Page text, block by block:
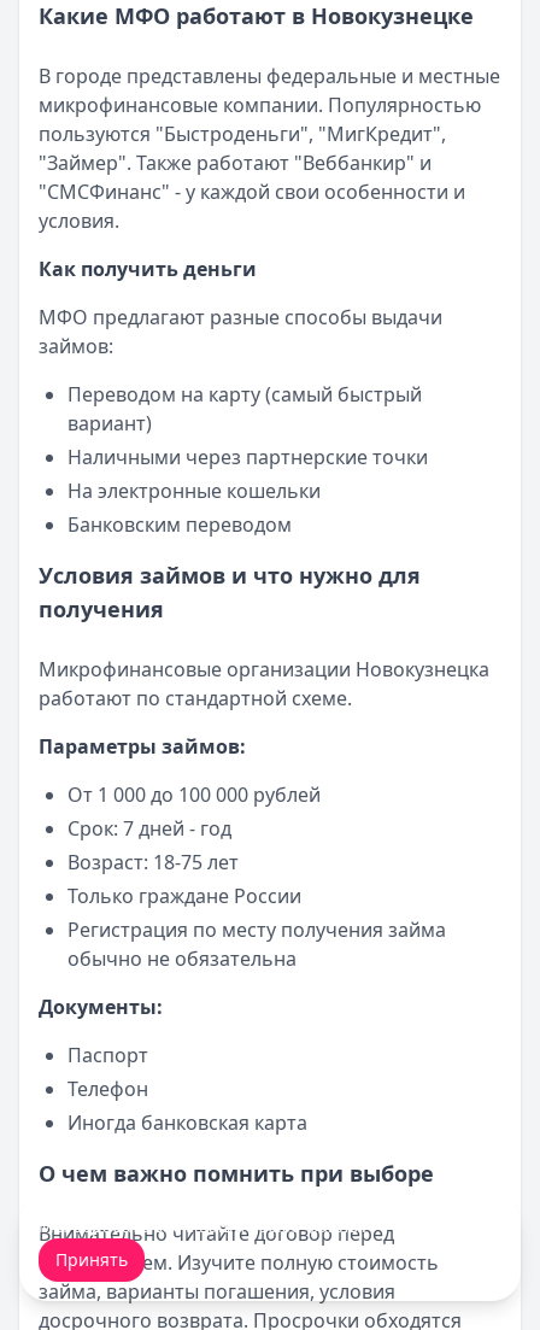
Какие МФО работают в Новокузнецке
В городе представлены федеральные и местные
микрофинансовые компании. Популярностью
пользуются "Быстроденьги", "МигКредит",
"Займер". Также работают "Веббанкир" и
"СМСФинанс" - у каждой свои особенности и
условия.
Как получить деньги
МФО предлагают разные способы выдачи
займов:
Переводом на карту (самый быстрый
вариант)
Наличными через партнерские точки
На электронные кошельки
Банковским переводом
Условия займов и что нужно для
получения
Микрофинансовые организации Новокузнецка
работают по стандартной схеме.
Параметры займов:
От 1 000 до 100 000 рублей
Срок: 7 дней - год
Возраст: 18-75 лет
Только граждане России
Регистрация по месту получения займа
обычно не обязательна
Документы:
Паспорт
Телефон
Иногда банковская карта
О чем важно помнить при выборе
Внимательно читайте договор перед
подписанием. Изучите полную стоимость
займа, варианты погашения, условия
досрочного возврата. Просрочки обходятся
Мы обрабатываем ваши cookie-файлы.
Принять